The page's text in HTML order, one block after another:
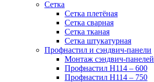
Сетка
Сетка плетёная
Сетка сварная
Сетка тканая
Сетка штукатурная
Профнастил и сэндвич-панели
Монтаж сэндвич-панелей
Профнастил Н114 – 600
Профнастил Н114 – 750